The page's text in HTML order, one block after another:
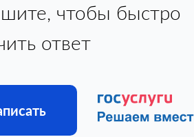
чтобы быстро
ответ